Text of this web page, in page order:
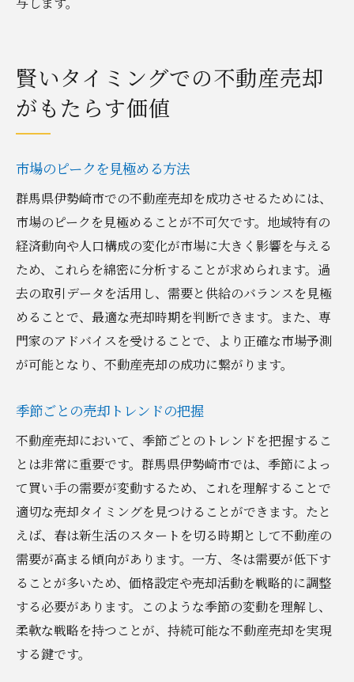
賢いタイミングでの不動産売却
がもたらす価値
市場のピークを見極める方法
群馬県伊勢崎市での不動産売却を成功させるためには、
市場のピークを見極めることが不可欠です。地域特有の
経済動向や人口構成の変化が市場に大きく影響を与える
ため、これらを綿密に分析することが求められます。過
去の取引データを活用し、需要と供給のバランスを見極
めることで、最適な売却時期を判断できます。また、専
門家のアドバイスを受けることで、より正確な市場予測
が可能となり、不動産売却の成功に繋がります。
季節ごとの売却トレンドの把握
不動産売却において、季節ごとのトレンドを把握するこ
とは非常に重要です。群馬県伊勢崎市では、季節によっ
て買い手の需要が変動するため、これを理解することで
適切な売却タイミングを見つけることができます。たと
えば、春は新生活のスタートを切る時期として不動産の
需要が高まる傾向があります。一方、冬は需要が低下す
ることが多いため、価格設定や売却活動を戦略的に調整
する必要があります。このような季節の変動を理解し、
柔軟な戦略を持つことが、持続可能な不動産売却を実現
する鍵です。